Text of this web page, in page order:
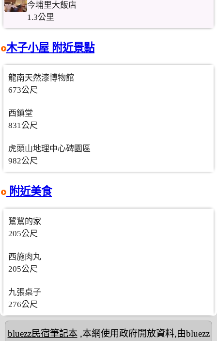
今埔里大飯店
1.3公里
木子小屋 附近景點
龍南天然漆博物館
673公尺
西鎮堂
831公尺
虎頭山地理中心碑園區
982公尺
附近美食
鷺鷥的家
205公尺
西施肉丸
205公尺
九張桌子
276公尺
bluezz民宿筆記本,本網使用政府開放資料,由bluezz